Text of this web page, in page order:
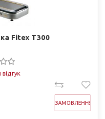
Fitex T300
ЗАМОВЛЕННЯ